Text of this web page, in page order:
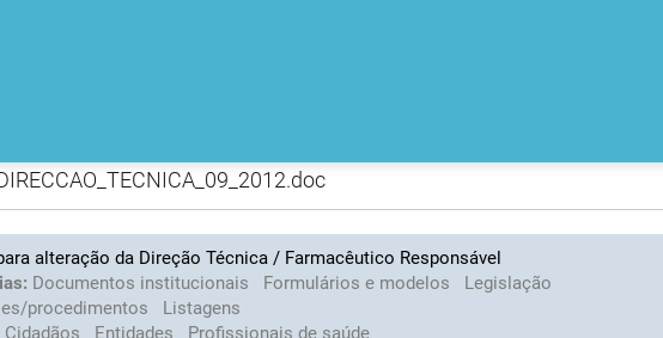
alteração da Direção Técnica / Farmacêutico Responsável
Documentos institucionais Formulários e modelos
Legislação
procedimentos
Listagens
Cidadãos Entidades
Profissionais de saúde